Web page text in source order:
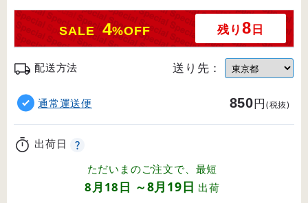
SALE 4%OFF 残り8日
配送方法 送り先：
通常運送便 850円(税抜)
出荷日
ただいまのご注文で、最短
8月18日 ～8月19日 出荷